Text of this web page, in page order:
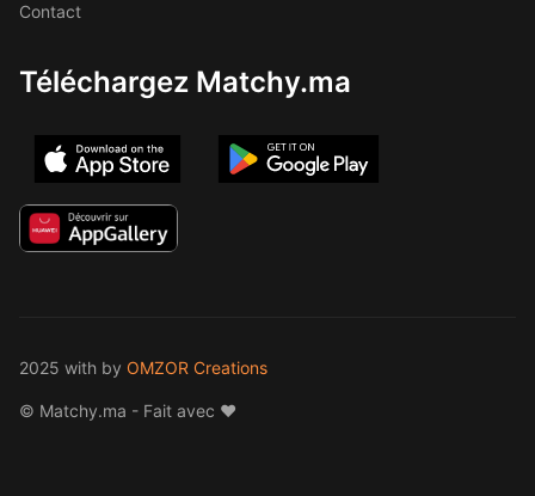
Contact
Téléchargez Matchy.ma
2025 with by OMZOR Creations
© Matchy.ma - Fait avec ❤️